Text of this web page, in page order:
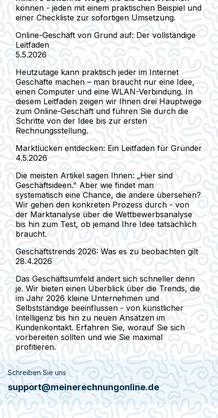
können - jeden mit einem praktischen Beispiel und
einer Checkliste zur sofortigen Umsetzung.
Online-Geschäft von Grund auf: Der vollständige
Leitfaden
5.5.2026
Heutzutage kann praktisch jeder im Internet
Geschäfte machen – man braucht nur eine Idee,
einen Computer und eine WLAN-Verbindung. In
diesem Leitfaden zeigen wir Ihnen drei Hauptwege
zum Online-Geschäft und führen Sie durch die
Schritte von der Idee bis zur ersten
Rechnungsstellung.
Marktlücken entdecken: Ein Leitfaden für Gründer
4.5.2026
Die meisten Artikel sagen Ihnen: „Hier sind
Geschäftsideen." Aber wie findet man
systematisch eine Chance, die andere übersehen?
Wir gehen den konkreten Prozess durch - von
der Marktanalyse über die Wettbewerbsanalyse
bis hin zum Test, ob jemand Ihre Idee tatsächlich
braucht.
Geschäftstrends 2026: Was es zu beobachten gilt
28.4.2026
Das Geschäftsumfeld ändert sich schneller denn
je. Wir bieten einen Überblick über die Trends, die
im Jahr 2026 kleine Unternehmen und
Selbstständige beeinflussen - von künstlicher
Intelligenz bis hin zu neuen Ansätzen im
Kundenkontakt. Erfahren Sie, worauf Sie sich
vorbereiten sollten und wie Sie maximal
profitieren.
Schreiben Sie uns
support@meinerechnungonline.de